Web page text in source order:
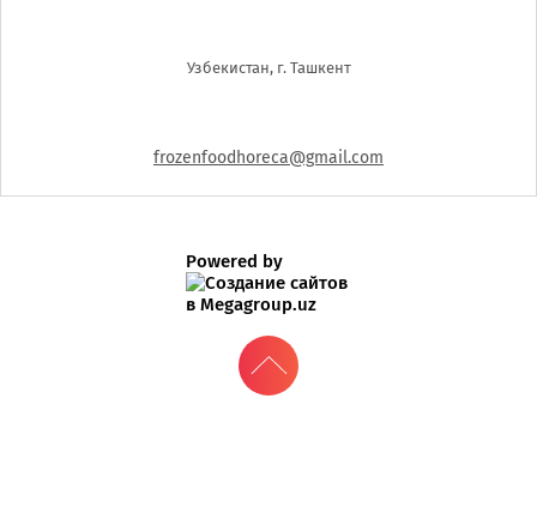
Узбекистан, г. Ташкент
frozenfoodhoreca@gmail.com
Powered by